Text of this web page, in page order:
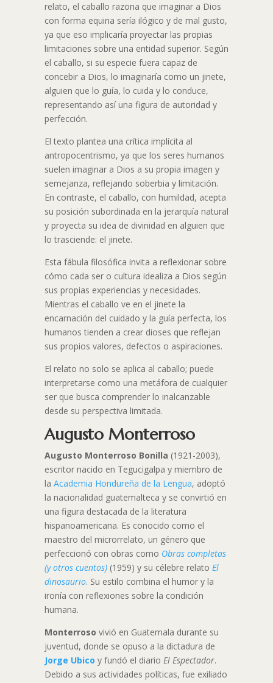
relato, el caballo razona que imaginar a Dios
con forma equina sería ilógico y de mal gusto,
ya que eso implicaría proyectar las propias
limitaciones sobre una entidad superior. Según
el caballo, si su especie fuera capaz de
concebir a Dios, lo imaginaría como un jinete,
alguien que lo guía, lo cuida y lo conduce,
representando así una figura de autoridad y
perfección.
El texto plantea una crítica implícita al
antropocentrismo, ya que los seres humanos
suelen imaginar a Dios a su propia imagen y
semejanza, reflejando soberbia y limitación.
En contraste, el caballo, con humildad, acepta
su posición subordinada en la jerarquía natural
y proyecta su idea de divinidad en alguien que
lo trasciende: el jinete.
Esta fábula filosófica invita a reflexionar sobre
cómo cada ser o cultura idealiza a Dios según
sus propias experiencias y necesidades.
Mientras el caballo ve en el jinete la
encarnación del cuidado y la guía perfecta, los
humanos tienden a crear dioses que reflejan
sus propios valores, defectos o aspiraciones.
El relato no solo se aplica al caballo; puede
interpretarse como una metáfora de cualquier
ser que busca comprender lo inalcanzable
desde su perspectiva limitada.
Augusto Monterroso
Augusto Monterroso Bonilla (1921-2003),
escritor nacido en Tegucigalpa y miembro de
la Academia Hondureña de la Lengua, adoptó
la nacionalidad guatemalteca y se convirtió en
una figura destacada de la literatura
hispanoamericana. Es conocido como el
maestro del microrrelato, un género que
perfeccionó con obras como Obras completas
(y otros cuentos)(1959) y su célebre relato El
dinosaurio. Su estilo combina el humor y la
ironía con reflexiones sobre la condición
humana.
Monterroso vivió en Guatemala durante su
juventud, donde se opuso a la dictadura de
Jorge Ubico y fundó el diario El Espectador.
Debido a sus actividades políticas, fue exiliado